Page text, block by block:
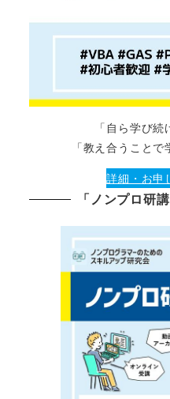
「自ら学び続
「教え合うことで
詳細・お申
「ノンプロ研